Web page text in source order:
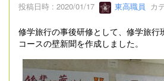
投稿日時 : 2020/01/17 東高職員 カ
修学旅行の事後研修として、修学旅行
コースの壁新聞を作成しました。